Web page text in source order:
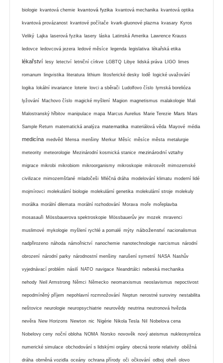
biologie kvantová chemie kvantová fyzika kvantová mechanika kvantová optika
kvantová provázanost kvantové počítače kvark-gluonové plazma kvasary Kyros
Veliký Lajka laserová fyzika lasery láska Latinská Amerika Lawrence Krauss
ledovce ledovcová jezera ledové měsíce legenda legislativa lékařská etika
lékařství lesy letectví letniční církve LGBTQ Libye lidská práva LIGO limes
romanum lingvistika literatura lithium litosferické desky lodě logické uvažování
logika lokální invariance loterie lovci a sběrači Ludolfovo číslo lymská borelióza
lyžování Machovo číslo magické myšlení Magion magnetismus malakologie Mali
Malostranský hřbitov manipulace mapa Marcus Aurelius Marie Terezie Mars Mars
Sample Return matematická analýza matematika materiálová věda Mayové média
medicína medvěd Mensa menšiny Merkur Měsíc měsíce města metalurgie
meteority meteorologie Mezinárodní kosmická stanice mezinárodní vztahy
migrace mikrobi mikrobiom mikroorganismy mikroskopie mikrosvět mimozemské
civilizace mimozemšťané mladočeši Mléčná dráha modelování klimatu moderní lidé
mojmírovci molekulární biologie molekulární genetika molekulární stroje molekuly
morálka morální dilemata morální rozhodování Morava moře mořeplavba
mosasauři Mössbauerova spektroskopie Mössbauerův jev mozek mravenci
muslimové mykologie myšlení rychlé a pomalé mýty náboženství nacionalismus
nadpřirozeno náhoda námořnictví nanochemie nanotechnologie narcismus národní
obrození národní parky národnostní menšiny narušení symetrií NASA Nashův
vyjednávací problém násilí NATO navigace Neandrtálci nebeská mechanika
nehody Neil Armstrong Němci Německo neomarxismus neoslavismus nepoctivost
nepodmíněný příjem nepohlavní rozmnožování Neptun nerostné suroviny nestabilita
neštovice neurologie neuropsychiatrie neurovědy neutrina neutronová hvězda
nevěra New Horizons Newton nic Nigérie Nikola Tesla Nil Nobelova cena
Nobelovy ceny noční obloha NOMA Norsko novověk nový ateismus nukleosyntéza
numerické simulace obchodování s lidskými orgány obecná teorie relativity oběžná
dráha obrněná vozidla oceány ochrana přírody oči očkování odboj oheň olovo